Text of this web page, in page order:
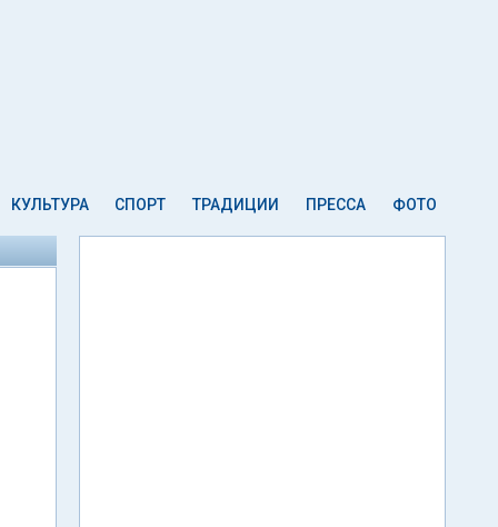
КУЛЬТУРА СПОРТ ТРАДИЦИИ ПРЕССА ФОТО